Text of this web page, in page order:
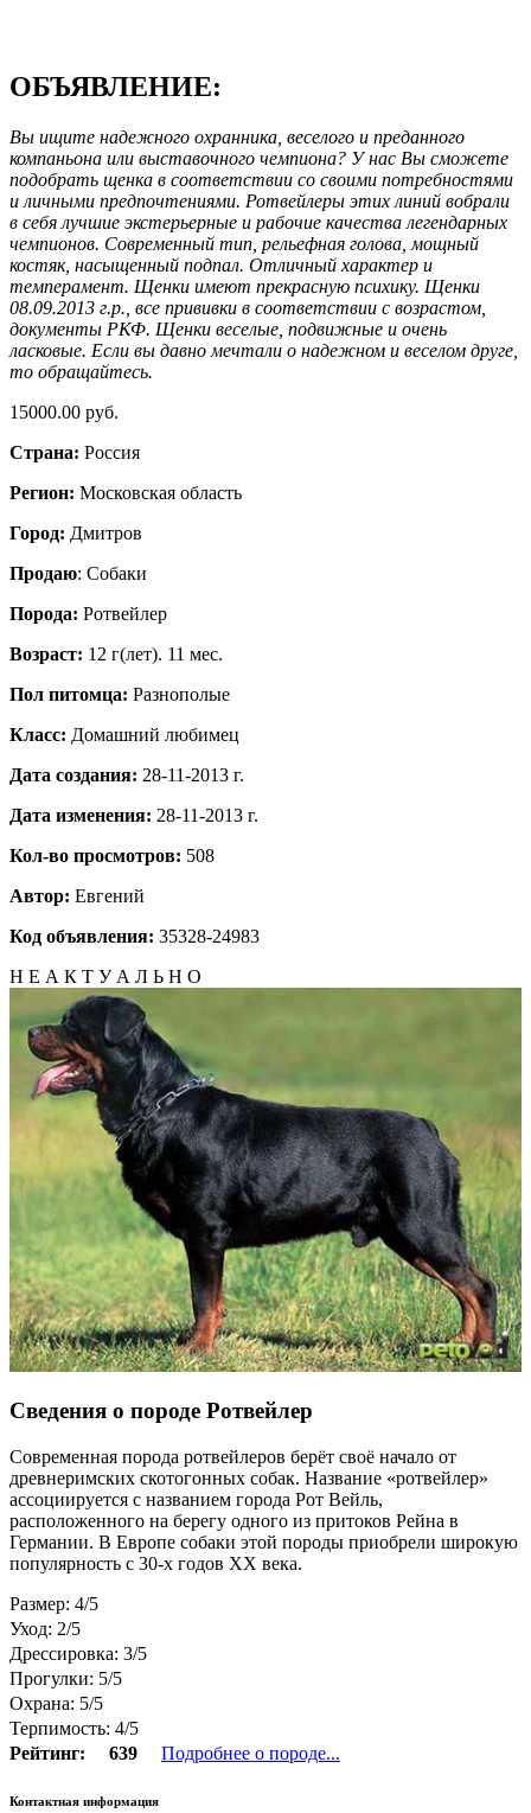
ОБЪЯВЛЕНИЕ:
Вы ищите надежного охранника, веселого и преданного
компаньона или выставочного чемпиона? У нас Вы сможете
подобрать щенка в соответствии со своими потребностями
и личными предпочтениями. Ротвейлеры этих линий вобрали
в себя лучшие экстерьерные и рабочие качества легендарных
чемпионов. Современный тип, рельефная голова, мощный
костяк, насыщенный подпал. Отличный характер и
темперамент. Щенки имеют прекрасную психику. Щенки
08.09.2013 г.р., все прививки в соответствии с возрастом,
документы РКФ. Щенки веселые, подвижные и очень
ласковые. Если вы давно мечтали о надежном и веселом друге,
то обращайтесь.
15000.00 руб.
Страна: Россия
Регион: Московская область
Город: Дмитров
Продаю: Собаки
Порода: Ротвейлер
Возраст: 12 г(лет). 11 мес.
Пол питомца: Разнополые
Класс: Домашний любимец
Дата создания: 28-11-2013 г.
Дата изменения: 28-11-2013 г.
Кол-во просмотров: 508
Автор: Евгений
Код объявления: 35328-24983
Н Е А К Т У А Л Ь Н О
Сведения о породе Ротвейлер
Современная порода ротвейлеров берёт своё начало от
древнеримских скотогонных собак. Название «ротвейлер»
ассоциируется с названием города Рот Вейль,
расположенного на берегу одного из притоков Рейна в
Германии. В Европе собаки этой породы приобрели широкую
популярность с 30-х годов ХХ века.
Размер: 4/5
Уход: 2/5
Дрессировка: 3/5
Прогулки: 5/5
Охрана: 5/5
Терпимость: 4/5
Рейтинг:
639 Подробнее о породе...
Контактная информация